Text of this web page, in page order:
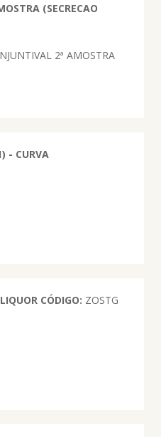
(SECRECAO
2ª AMOSTRA
- CURVA
CÓDIGO: ZOSTG